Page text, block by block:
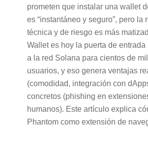
prometen que instalar una wallet
es “instantáneo y seguro”, pero la
técnica y de riesgo es más
Wallet es hoy la puerta de entrada
a la red Solana para cientos de
usuarios, y eso genera ventajas
(comodidad, integración con
concretos (phishing en
humanos). Este artículo explica
Phantom como extensión de